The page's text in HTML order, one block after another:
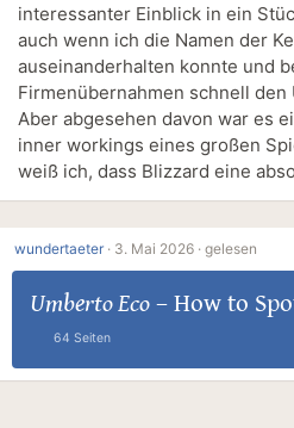
interessanter Einblick in ein
auch wenn ich die Namen der
auseinanderhalten konnte und
Firmenübernahmen schnell
Aber abgesehen davon war es
inner workings eines großen
weiß ich, dass Blizzard eine
wundertaeter · 3. Mai 2026 · gelesen
Umberto Eco– How to
64 Seiten